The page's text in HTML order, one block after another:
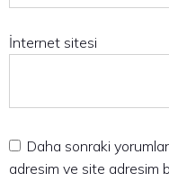
İnternet sitesi
Daha sonraki
adresim ve site adresim